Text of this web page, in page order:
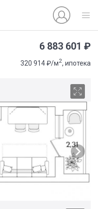
6 883 601 ₽
320 914 ₽/м2, ипотека